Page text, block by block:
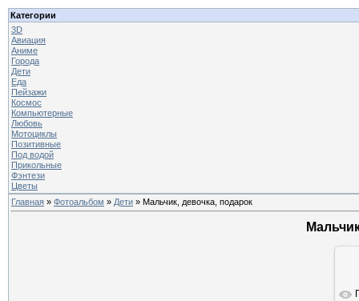
Категории
3D
Авиация
Аниме
Города
Дети
Еда
Пейзажи
Космос
Компьютерные
Любовь
Мотоциклы
Позитивные
Под водой
Прикольные
Фэнтези
Цветы
Главная » Фотоальбом » Дети » Мальчик, девочка, подарок